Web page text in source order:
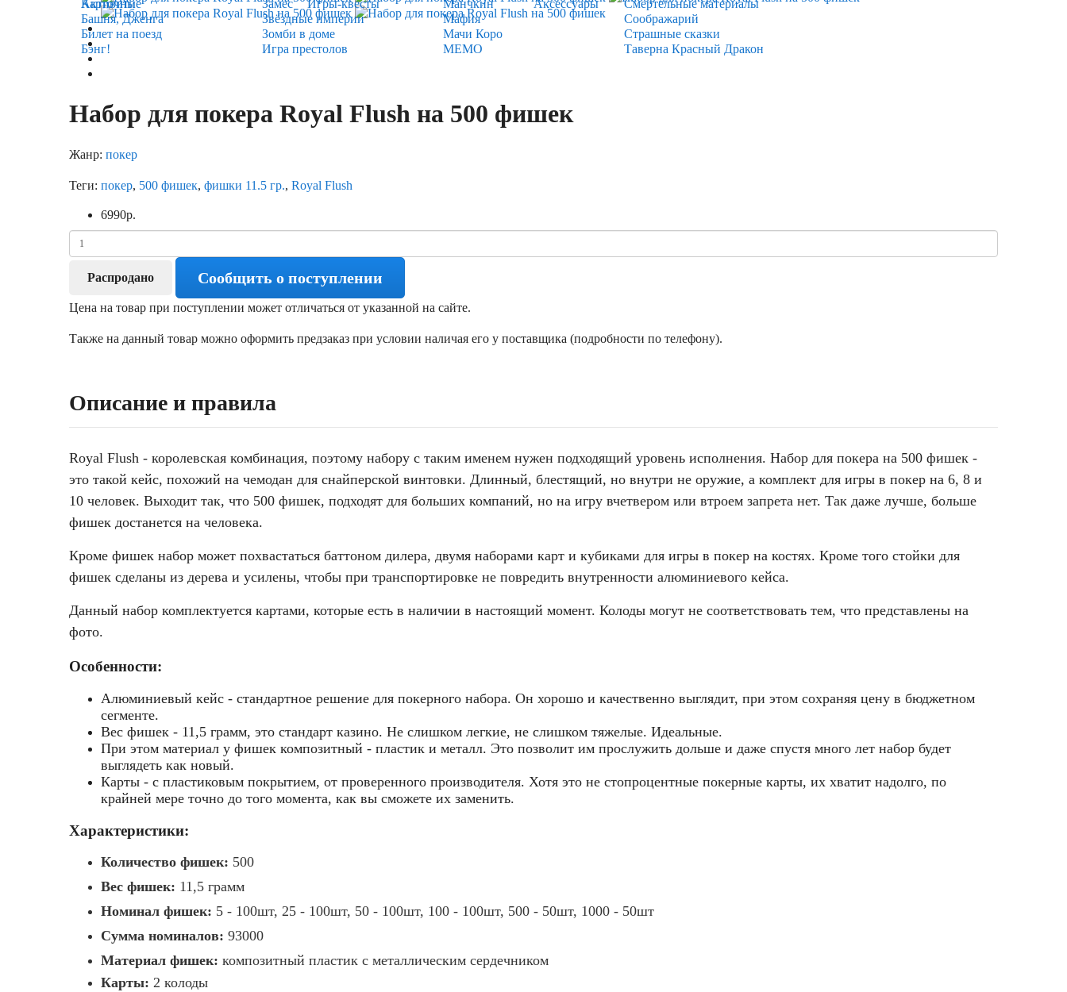
Карточные
Игры-квесты
Аксессуары
Активити
Башня, Дженга
Билет на поезд
Бэнг!
Замес
Звёздные империи
Зомби в доме
Игра престолов
Манчкин
Мафия
Мачи Коро
МЕМО
Смертельные материалы
Соображарий
Страшные сказки
Таверна Красный Дракон
Набор для покера Royal Flush на 500 фишек
Жанр: покер
Теги: покер, 500 фишек, фишки 11.5 гр., Royal Flush
6990р.
Распродано Сообщить о поступлении
Цена на товар при поступлении может отличаться от указанной на сайте.
Также на данный товар можно оформить предзаказ при условии наличая его у поставщика (подробности по телефону).
Описание и правила
Royal Flush - королевская комбинация, поэтому набору с таким именем нужен подходящий уровень исполнения. Набор для покера на 500 фишек -
это такой кейс, похожий на чемодан для снайперской винтовки. Длинный, блестящий, но внутри не оружие, а комплект для игры в покер на 6, 8 и
10 человек. Выходит так, что 500 фишек, подходят для больших компаний, но на игру вчетвером или втроем запрета нет. Так даже лучше, больше
фишек достанется на человека.
Кроме фишек набор может похвастаться баттоном дилера, двумя наборами карт и кубиками для игры в покер на костях. Кроме того стойки для
фишек сделаны из дерева и усилены, чтобы при транспортировке не повредить внутренности алюминиевого кейса.
Данный набор комплектуется картами, которые есть в наличии в настоящий момент. Колоды могут не соответствовать тем, что представлены на
фото.
Особенности:
Алюминиевый кейс - стандартное решение для покерного набора. Он хорошо и качественно выглядит, при этом сохраняя цену в бюджетном
сегменте.
Вес фишек - 11,5 грамм, это стандарт казино. Не слишком легкие, не слишком тяжелые. Идеальные.
При этом материал у фишек композитный - пластик и металл. Это позволит им прослужить дольше и даже спустя много лет набор будет
выглядеть как новый.
Карты - с пластиковым покрытием, от проверенного производителя. Хотя это не стопроцентные покерные карты, их хватит надолго, по
крайней мере точно до того момента, как вы сможете их заменить.
Характеристики:
Количество фишек: 500
Вес фишек: 11,5 грамм
Номинал фишек: 5 - 100шт, 25 - 100шт, 50 - 100шт, 100 - 100шт, 500 - 50шт, 1000 - 50шт
Сумма номиналов: 93000
Материал фишек: композитный пластик с металлическим сердечником
Карты: 2 колоды